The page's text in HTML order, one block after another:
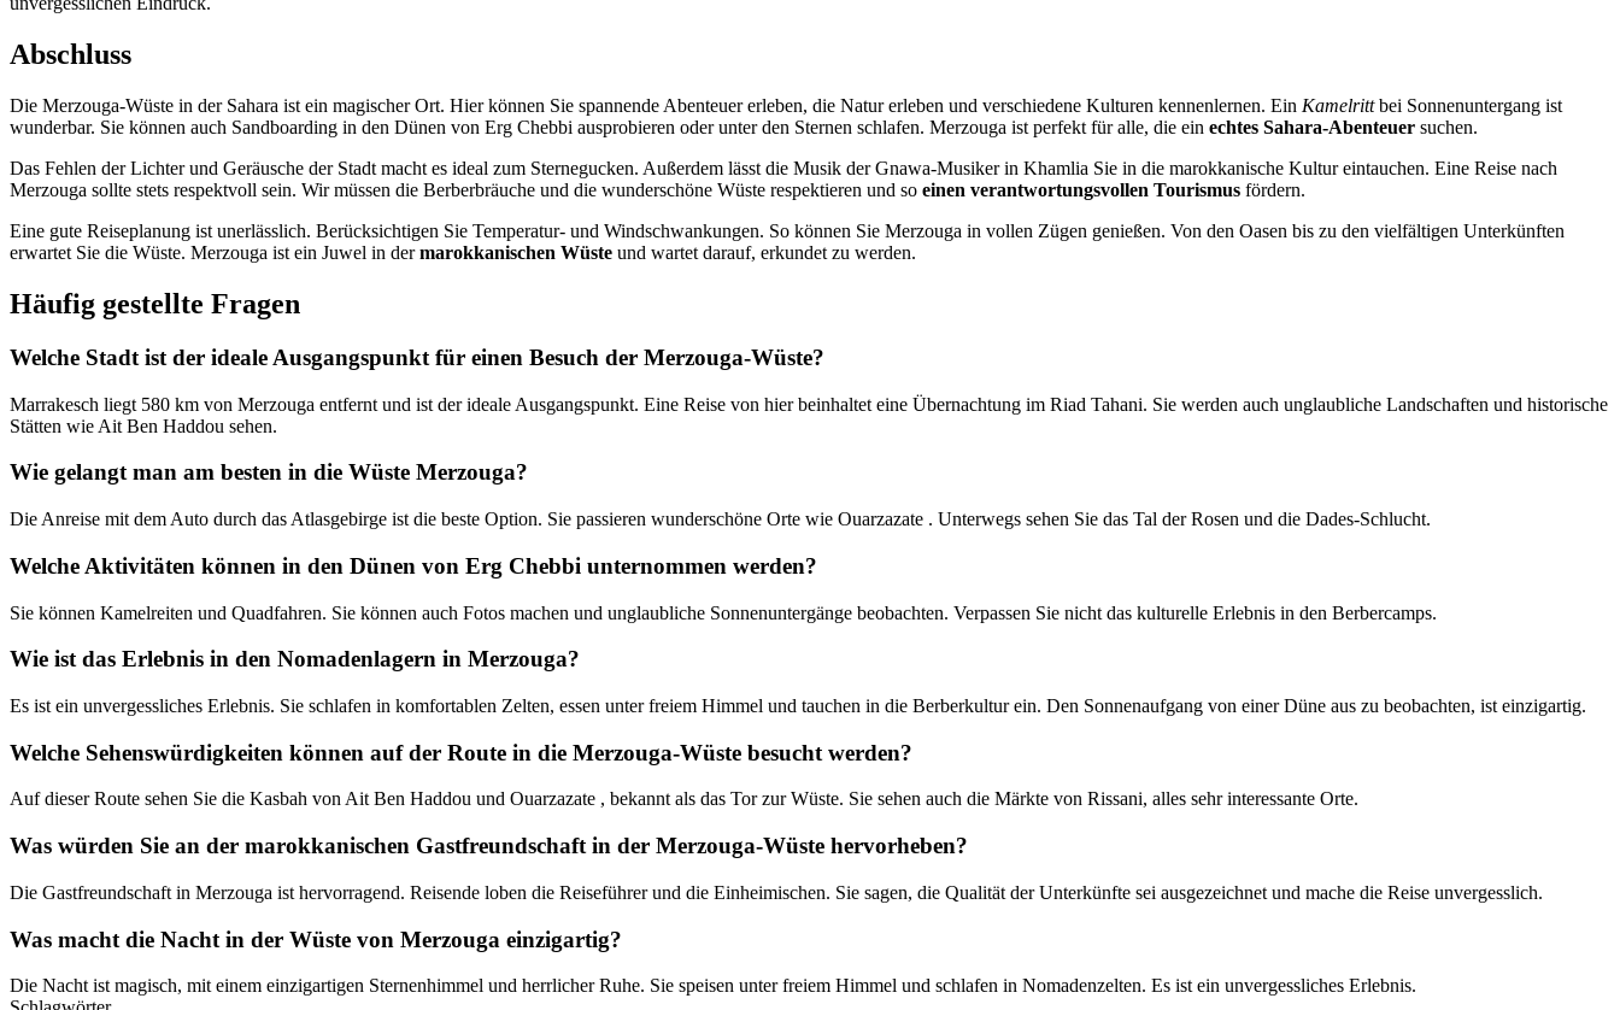
Abschluss
Die Merzouga-Wüste in der Sahara ist ein magischer Ort. Hier können Sie spannende Abenteuer erleben, die Natur erleben und verschiedene Kulturen kennenlernen. Ein Kamelrittbei Sonnenuntergang ist
wunderbar. Sie können auch Sandboarding in den Dünen von Erg Chebbi ausprobieren oder unter den Sternen schlafen. Merzouga ist perfekt für alle, die ein echtes Sahara-Abenteuer suchen.
Das Fehlen der Lichter und Geräusche der Stadt macht es ideal zum Sternegucken. Außerdem lässt die Musik der Gnawa-Musiker in Khamlia Sie in die marokkanische Kultur eintauchen. Eine Reise nach
Merzouga sollte stets respektvoll sein. Wir müssen die Berberbräuche und die wunderschöne Wüste respektieren und so einen verantwortungsvollen Tourismus fördern.
Eine gute Reiseplanung ist unerlässlich. Berücksichtigen Sie Temperatur- und Windschwankungen. So können Sie Merzouga in vollen Zügen genießen. Von den Oasen bis zu den vielfältigen Unterkünften
erwartet Sie die Wüste. Merzouga ist ein Juwel in dermarokkanischen Wüste und wartet darauf, erkundet zu werden.
Häufig gestellte Fragen
Welche Stadt ist der ideale Ausgangspunkt für einen Besuch der Merzouga-Wüste?
Marrakesch liegt 580 km von Merzouga entfernt und ist der ideale Ausgangspunkt. Eine Reise von hier beinhaltet eine Übernachtung im Riad Tahani. Sie werden auch unglaubliche Landschaften und historische
Stätten wie Ait Ben Haddou sehen.
Wie gelangt man am besten in die Wüste Merzouga?
Die Anreise mit dem Auto durch das Atlasgebirge ist die beste Option. Sie passieren wunderschöne Orte wie Ouarzazate . Unterwegs sehen Sie das Tal der Rosen und die Dades-Schlucht.
Welche Aktivitäten können in den Dünen von Erg Chebbi unternommen werden?
Sie können Kamelreiten und Quadfahren. Sie können auch Fotos machen und unglaubliche Sonnenuntergänge beobachten. Verpassen Sie nicht das kulturelle Erlebnis in den Berbercamps.
Wie ist das Erlebnis in den Nomadenlagern in Merzouga?
Es ist ein unvergessliches Erlebnis. Sie schlafen in komfortablen Zelten, essen unter freiem Himmel und tauchen in die Berberkultur ein. Den Sonnenaufgang von einer Düne aus zu beobachten, ist einzigartig.
Welche Sehenswürdigkeiten können auf der Route in die Merzouga-Wüste besucht werden?
Auf dieser Route sehen Sie die Kasbah von Ait Ben Haddou und Ouarzazate , bekannt als das Tor zur Wüste. Sie sehen auch die Märkte von Rissani, alles sehr interessante Orte.
Was würden Sie an der marokkanischen Gastfreundschaft in der Merzouga-Wüste hervorheben?
Die Gastfreundschaft in Merzouga ist hervorragend. Reisende loben die Reiseführer und die Einheimischen. Sie sagen, die Qualität der Unterkünfte sei ausgezeichnet und mache die Reise unvergesslich.
Was macht die Nacht in der Wüste von Merzouga einzigartig?
Die Nacht ist magisch, mit einem einzigartigen Sternenhimmel und herrlicher Ruhe. Sie speisen unter freiem Himmel und schlafen in Nomadenzelten. Es ist ein unvergessliches Erlebnis.